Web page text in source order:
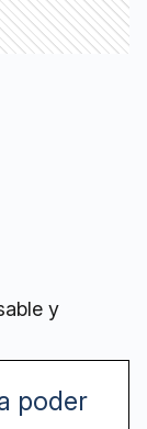
y
poder